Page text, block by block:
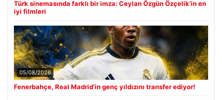
Türk sinemasında farklı bir imza: Ceylan Özgün Özçelik’in en
iyi filmleri
05/08/2026
Fenerbahçe, Real Madrid’in genç yıldızını transfer ediyor!